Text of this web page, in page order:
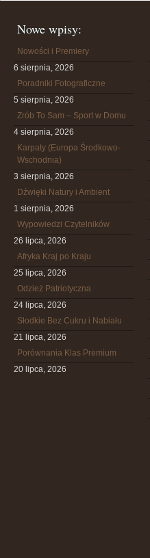
Nowe wpisy:
Nowości i Premiery
6 sierpnia, 2026
Poradniki Fotograficzne
5 sierpnia, 2026
Zrób To Sam – Sport w Domu
4 sierpnia, 2026
Karpaty (Europa Środkowo-
Wschodnia)
3 sierpnia, 2026
Dźwięki Natury i Ambient
1 sierpnia, 2026
Wypowiedzi Czytelników
26 lipca, 2026
Afryka Kraj po Kraju
25 lipca, 2026
Odzież Patriotyczna
24 lipca, 2026
Słodkie Bez Cukru i Nabiału
21 lipca, 2026
Porównania Klas Premium
20 lipca, 2026